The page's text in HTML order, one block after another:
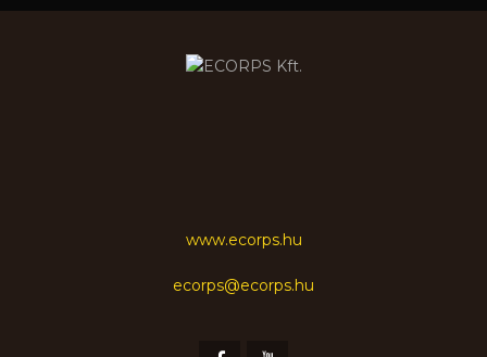
www.ecorps.hu
ecorps@ecorps.hu